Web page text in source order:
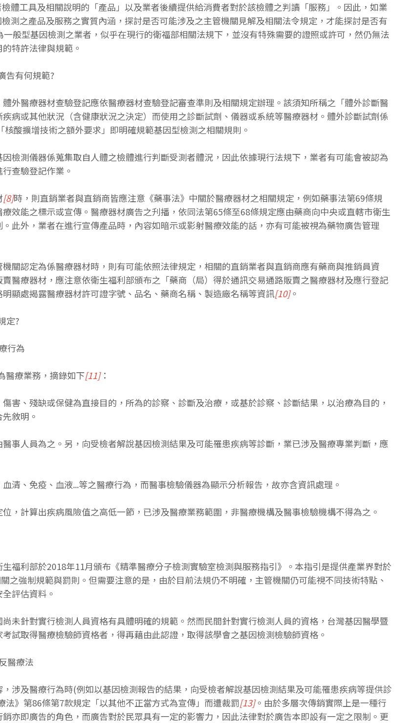
體工具及相關說明的「產品」以及業者後續提供給消費者對於該檢體之判讀「服務」。因此，如業
測之產品及服務之實質內涵，探討是否可能涉及之主管機關見解及相關法令規定，才能探討是否有
般型基因檢測之業者，似乎在現行的衛福部相關法規下，並沒有特殊需要的證照或許可，然仍無法
特許法律與規範。
告有何規範?
外醫療器材查驗登記應依醫療器材查驗登記審查準則及相關規定辦理。該須知所稱之「體外診斷醫
病或其他狀況（含健康狀況之決定）而使用之診斷試劑、儀器或系統等醫療器材。體外診斷試劑係
核酸擴增技術之額外要求」即明確規範基因型檢測之相關規則。
檢測儀器係蒐集取自人體之檢體進行判斷受測者體況，因此依據現行法規下，業者有可能會被認為
查驗登記作業。
[8]時，則直銷業者與直銷商皆應注意《藥事法》中關於醫療器材之相關規定，例如藥事法第69條規
效能之標示或宣傳。醫療器材廣告之刋播，依同法第65條至68條規定應由藥商向中央或直轄市衛生
此外，業者在進行宣傳產品時，內容如暗示或影射醫療效能的話，亦有可能被視為藥物廣告管理
關認定為係醫療器材時，則有可能依照法律規定，相關的直銷業者與直銷商應有藥商與推銷員資
醫療器材，應注意依衛生福利部頒布之「藥商（局）得於通訊交易通路販賣之醫療器材及應行登記
顯處揭露醫療器材許可證字號、品名、藥商名稱、製造廠名稱等資訊[10]。
定?
行為
醫療業務，摘錄如下[11]：
害、殘缺或保健為直接目的，所為的診察、診斷及治療，或基於診察、診斷結果，以治療為目的，
敘明。
事人員為之。另，向受檢者解說基因檢測結果及可能罹患疾病等診斷，業已涉及醫療專業判斷，應
清、免疫、血液...等之醫療行為，而醫事檢驗儀器為顯示分析報告，故亦含資訊處理。
，計算出疾病風險值之高低一節，已涉及醫療業務範圍，非醫療機構及醫事檢驗機構不得為之。
福利部於2018年11月頒布《精準醫療分子檢測實驗室檢測與服務指引》。本指引是提供產業界對於
之強制規範與罰則。但需要注意的是，由於目前法規仍不明確，主管機關仍可能視不同技術特點、
評估資料。
未針對實行檢測人員資格有具體明確的規範。然而民間針對實行檢測人員的資格，台灣基因醫學暨
試取得醫療檢驗師資格者，得再藉由此認證，取得該學會之基因檢測檢驗師資格。
醫療法
涉及醫療行為時(例如以基因檢測報告的結果，向受檢者解說基因檢測結果及可能罹患疾病等提供診
》第86條第7款規定「以其他不正當方式為宣傳」而遭裁罰[13]。由於多層次傳銷實際上是一種行
亦即廣告的角色，而廣告對於民眾具有一定的影響力，因此法律對於廣告本即設有一定之限制。更